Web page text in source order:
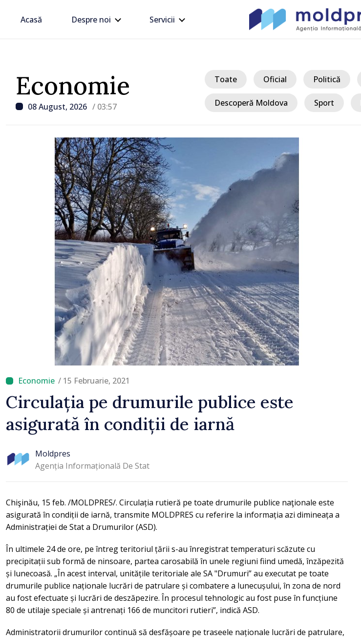
Acasă Despre noi Servicii
Economie
08 August, 2026 / 03:57
Toate Oficial Politică
Descoperă Moldova Sport
/ 15 Februarie, 2021
Circulația pe drumurile publice este
asigurată în condiții de iarnă
Moldpres
Agenția Informațională De Stat
Chişinău, 15 feb. /MOLDPRES/. Circulația rutieră pe toate drumurile publice naţionale este
asigurată în condiții de iarnă, transmite MOLDPRES cu referire la informația azi dimineața a
Administrației de Stat a Drumurilor (ASD).
În ultimele 24 de ore, pe întreg teritoriul țării s-au înregistrat temperaturi scăzute cu
precipitații sub formă de ninsoare, partea carosabilă în unele regiuni fiind umedă, înzăpezită
și lunecoasă. „În acest interval, unitățile teritoriale ale SA "Drumuri” au executat pe toate
drumurile publice naționale lucrări de patrulare și combatere a lunecușului, în zona de nord
au fost efectuate și lucrări de deszăpezire. În procesul tehnologic au fost puse în funcțiune
80 de utilaje speciale și antrenați 166 de muncitori rutieri”, indică ASD.
Administratorii drumurilor continuă să desfășoare pe traseele naționale lucrări de patrulare,
/ Acum 7 ore
Zelenski a ajuns în Serbia, în prima
sa vizită în acest stat aliat
tradițional al Rusiei după 2022